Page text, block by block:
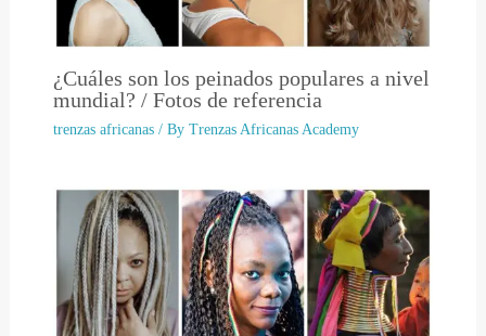
¿Cuáles son los peinados populares a nivel
mundial? / Fotos de referencia
trenzas africanas/ By Trenzas Africanas Academy